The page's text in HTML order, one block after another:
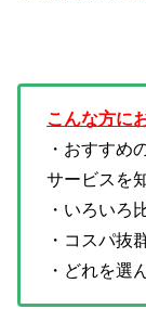
こんな方に
・おすすめ
サービスを
・いろいろ
・コスパ抜
・どれを選